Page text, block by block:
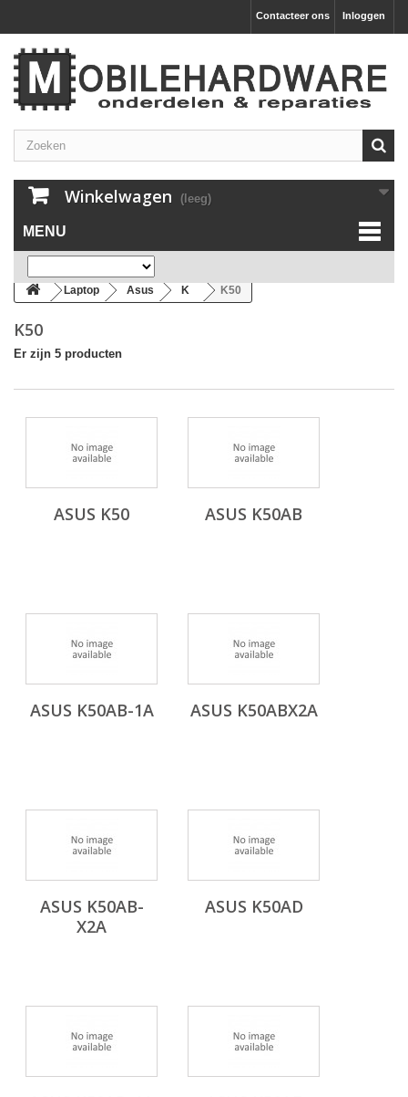
Inloggen
Contacteer ons
Winkelwagen (leeg)
MENU
Laptop Asus K K50
K50
Er zijn 5 producten
ASUS K50 ASUS K50AB
ASUS K50AB-1A ASUS K50ABX2A
ASUS K50AB-
X2A
ASUS K50AD